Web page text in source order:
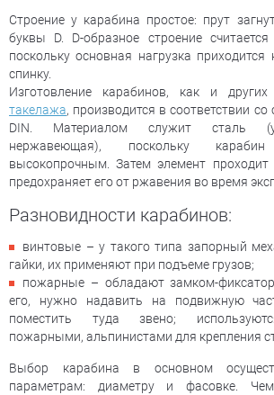
Строение у карабина простое: прут
буквы D. D-образное строение считается
поскольку основная нагрузка приходится
спинку.
Изготовление карабинов, как и
такелажа, производится в соответствии
DIN. Материалом служит сталь
нержавеющая), поскольку
высокопрочным. Затем элемент проходит
предохраняет его от ржавения во время
Разновидности карабинов:
винтовые – у такого типа запорный
гайки, их применяют при подъеме грузов;
пожарные – обладают замком-
его, нужно надавить на подвижную
поместить туда звено;
пожарными, альпинистами для крепления
Выбор карабина в основном
параметрам: диаметру и фасовке.